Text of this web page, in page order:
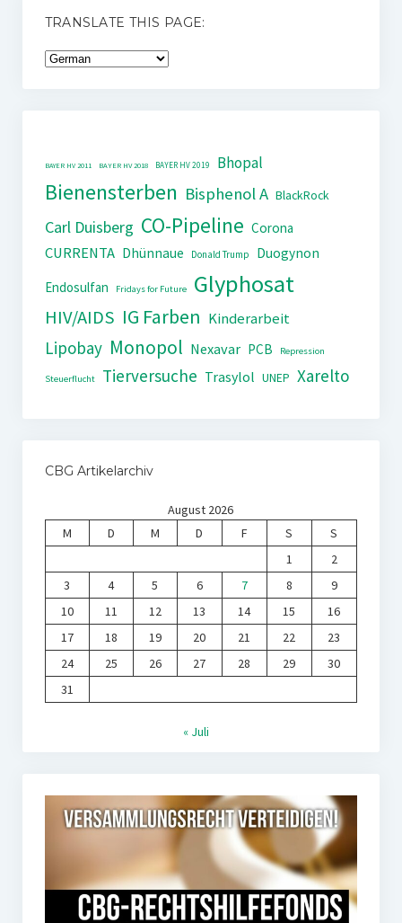
TRANSLATE THIS PAGE:
BAYER HV 2011 BAYER HV 2018 BAYER HV 2019 Bhopal
Bienensterben Bisphenol A BlackRock
Carl Duisberg CO-Pipeline Corona
CURRENTA Dhünnaue Donald Trump
Duogynon
Endosulfan
Fridays for Future Glyphosat
HIV/AIDS IG Farben Kinderarbeit
Lipobay Monopol Nexavar PCB Repression
Steuerflucht Tierversuche Trasylol UNEP Xarelto
CBG Artikelarchiv
August 2026
M
D M D F S
S
1
2
3
4 5 6 7 8
9
10
11 12 13 14 15
16
17
18 19 20 21 22
23
24
25 26 27 28 29
30
31
« Juli